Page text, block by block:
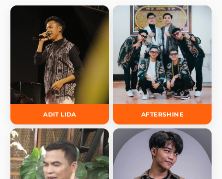
ADIT LIDA AFTERSHINE